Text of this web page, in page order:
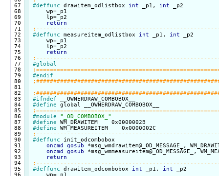
67
68
69
70
71
72
73
74
75
76
77
78
79
80
81
82
83
84
85
86
87
88
89
90
91
92
93
94
95
#deffunc drawitem_odlistbox int _p1, int _p2
    wp=_p1
    lp=_p2
return
#deffunc measureitem_odlistbox int _p1, int _p2
    wp=_p1
    lp=_p2
return
#global
#endif
#ifndef
#define
#module
"_OD_COMBOBOX_"
#define
#define
#deffunc init_odcombobox
oncmd
gosub *msg_wmdrawitem@_OD_MESSAGE_,
oncmd
gosub *msg_wmmeasureitem@_OD_MESSAGE_,
return
#deffunc drawitem_odcombobox int _p1, int _p2